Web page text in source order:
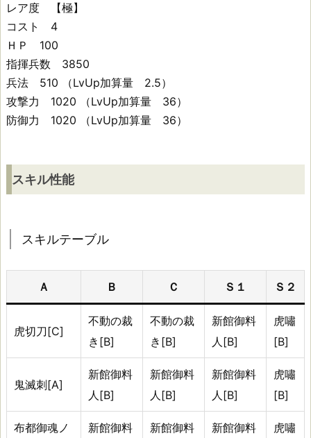
ル
性
能
テ
ー
ル
期
不
の
レア度 【極】
コスト 4
ＨＰ 100
指揮兵数 3850
兵法 510 （LvUp加算量 2.5）
攻撃力 1020 （LvUp加算量 36）
防御力 1020 （LvUp加算量 36）
スキル性能
スキルテーブル
Ａ Ｂ Ｃ Ｓ１ Ｓ２
虎切刀[C]
不動の裁
き[B]
不動の裁
き[B]
新館御料
人[B]
虎嘯
[B]
鬼滅刺[A]
新館御料
人[B]
新館御料
人[B]
新館御料
人[B]
虎嘯
[B]
布都御魂ノ
新館御料
新館御料
新館御料
虎嘯